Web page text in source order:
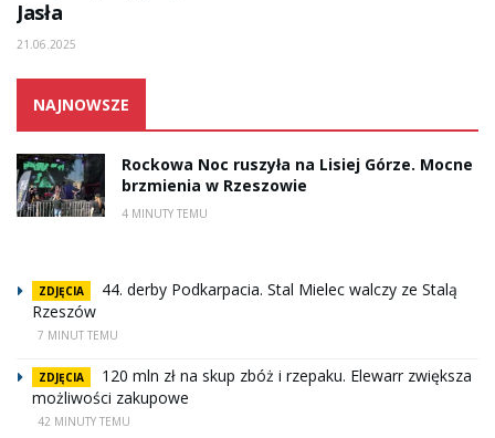
Jasła
21.06.2025
NAJNOWSZE
Rockowa Noc ruszyła na Lisiej Górze. Mocne
brzmienia w Rzeszowie
4 MINUTY TEMU
ZDJĘCIA
44. derby Podkarpacia. Stal Mielec walczy ze Stalą
Rzeszów
7 MINUT TEMU
ZDJĘCIA
120 mln zł na skup zbóż i rzepaku. Elewarr zwiększa
możliwości zakupowe
42 MINUTY TEMU